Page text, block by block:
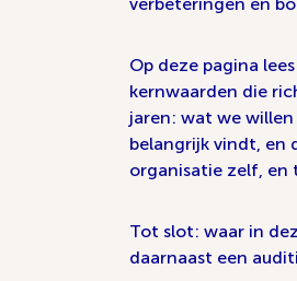
Op deze pagina
kernwaarden die
jaren: wat we
belangrijk vindt, en
organisatie zelf, en
Tot slot: waar in
daarnaast een